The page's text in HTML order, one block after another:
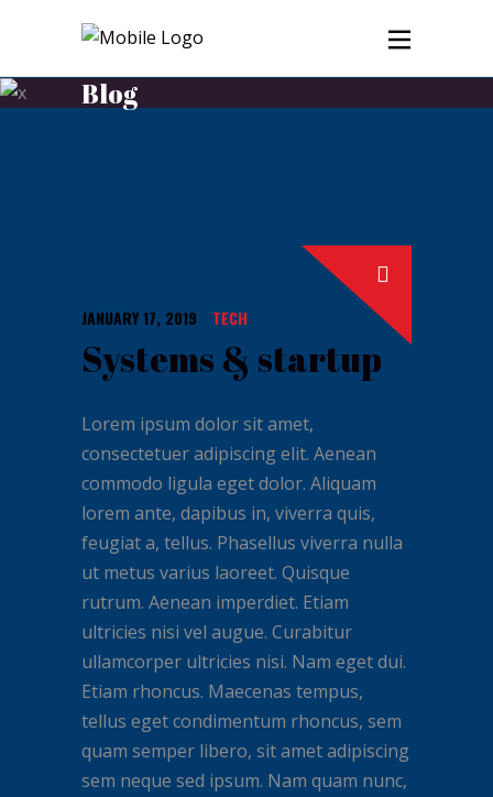
Blog
JANUARY 17, 2019 TECH
Systems & startup
Lorem ipsum dolor sit amet,
consectetuer adipiscing elit. Aenean
commodo ligula eget dolor. Aliquam
lorem ante, dapibus in, viverra quis,
feugiat a, tellus. Phasellus viverra nulla
ut metus varius laoreet. Quisque
rutrum. Aenean imperdiet. Etiam
ultricies nisi vel augue. Curabitur
ullamcorper ultricies nisi. Nam eget dui.
Etiam rhoncus. Maecenas tempus,
tellus eget condimentum rhoncus, sem
quam semper libero, sit amet adipiscing
sem neque sed ipsum. Nam quam nunc,